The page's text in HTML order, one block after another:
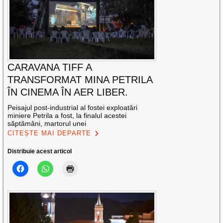
CARAVANA TIFF A
TRANSFORMAT MINA PETRILA
ÎN CINEMA ÎN AER LIBER.
Peisajul post-industrial al fostei exploatări
miniere Petrila a fost, la finalul acestei
săptămâni, martorul unei
CITEȘTE MAI DEPARTE
Distribuie acest articol